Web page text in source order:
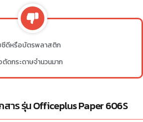
ซีดีหรือบัตรพลาสติก
ดกระดาษจำนวนมาก
สาร รุ่น Officeplus Paper 606S